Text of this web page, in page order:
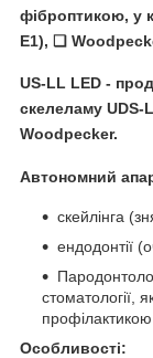
фіброптикою, у
E1), ❏
US-LL LED -
скелеламу UDS-
Woodpecker.
Автономний
скейлінга
ендодонтії
стоматології,
Особливості: